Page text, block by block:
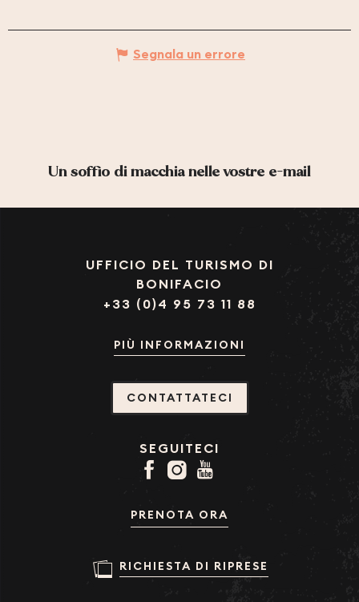
Segnala un errore
Un soffio di macchia nelle vostre e-mail
UFFICIO DEL TURISMO DI
BONIFACIO
+33 (0)4 95 73 11 88
PIÙ INFORMAZIONI
CONTATTATECI
SEGUITECI
PRENOTA ORA
RICHIESTA DI RIPRESE